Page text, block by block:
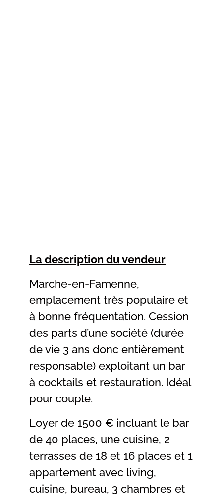
La description du vendeur
Marche-en-Famenne,
emplacement très populaire et
à bonne fréquentation. Cession
des parts d’une société (durée
de vie 3 ans donc entièrement
responsable) exploitant un bar
à cocktails et restauration. Idéal
pour couple.
Loyer de 1500 € incluant le bar
de 40 places, une cuisine, 2
terrasses de 18 et 16 places et 1
appartement avec living,
cuisine, bureau, 3 chambres et